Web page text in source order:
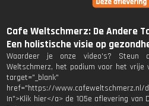
Cafe Weltschmerz: De Andere
Een holistische visie op
Waardeer je onze video's? Steun
Weltschmerz, het podium voor het vrije
target="_blank"
href="https://www.cafeweltschmerz.nl/
In">Klik hier</a> de 105e aflevering van